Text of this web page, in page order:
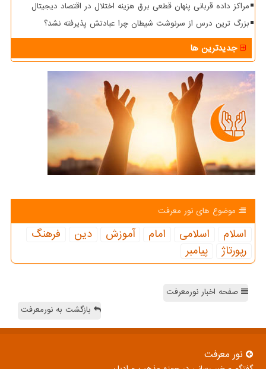
مراکز داده قربانی پنهان قطعی برق هزینه اختلال در اقتصاد دیجیتال
بزرگ ترین درس از سرنوشت شیطان چرا عبادتش پذیرفته نشد؟
جدیدترین ها
موضوع های نور معرفت
اسلام اسلامی امام آموزش دین
فرهنگ
رپورتاژ
پیامبر
صفحه اخبار نورمعرفت
بازگشت به نورمعرفت
نور معرفت